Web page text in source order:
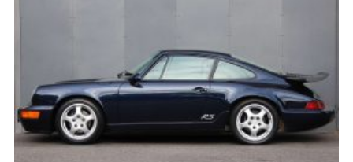
o
r
: